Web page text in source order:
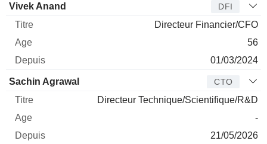
Vivek Anand DFI
Directeur Financier/CFO
56
01/03/2024
Sachin Agrawal CTO
Directeur Technique/Scientifique/R&D
-
21/05/2026